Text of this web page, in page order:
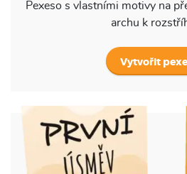
Pexeso s vlastními motivy na
archu k
Vytvořit